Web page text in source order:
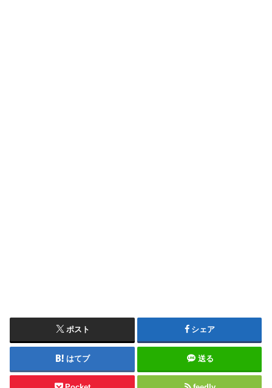
ポスト シェア
はてブ 送る